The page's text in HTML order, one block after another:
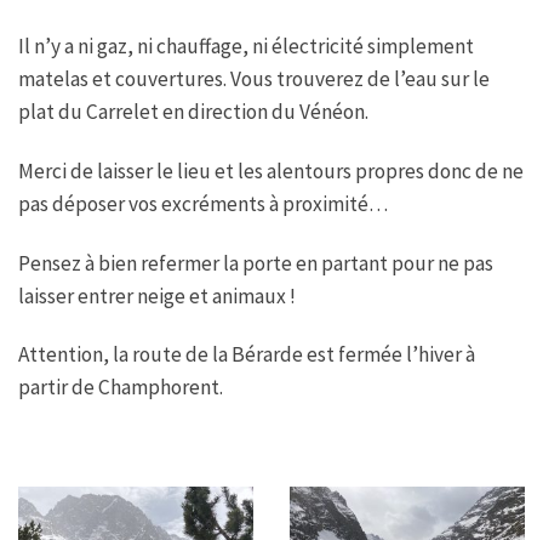
Il n’y a ni gaz, ni chauffage, ni électricité simplement
matelas et couvertures. Vous trouverez de l’eau sur le
plat du Carrelet en direction du Vénéon.
Merci de laisser le lieu et les alentours propres donc de ne
pas déposer vos excréments à proximité…
Pensez à bien refermer la porte en partant pour ne pas
laisser entrer neige et animaux !
Attention, la route de la Bérarde est fermée l’hiver à
partir de Champhorent.